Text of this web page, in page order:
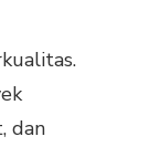
dan